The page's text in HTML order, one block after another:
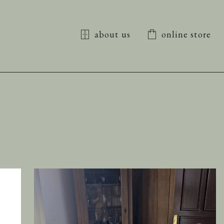
about us online store